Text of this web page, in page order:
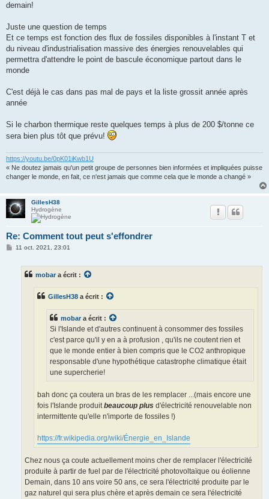
demain!
Juste une question de temps
Et ce temps est fonction des flux de fossiles disponibles à l'instant T et
du niveau d'industrialisation massive des énergies renouvelables qui
permettra d'attendre le point de bascule économique partout dans le
monde
C'est déjà le cas dans pas mal de pays et la liste grossit année après
année
Si le charbon thermique reste quelques temps à plus de 200 $/tonne ce
sera bien plus tôt que prévu!
https://youtu.be/0pK01iKwb1U
« Ne doutez jamais qu'un petit groupe de personnes bien informées et impliquées puisse
changer le monde, en fait, ce n'est jamais que comme cela que le monde a changé »
GillesH38
Hydrogène
Re: Comment tout peut s'effondrer
M
11 oct. 2021, 23:01
mobar a écrit :
GillesH38 a écrit :
mobar a écrit :
Si l'Islande et d'autres continuent à consommer des fossiles
c'est parce qu'il y en a à profusion , qu'ils ne coutent rien et
que le monde entier à bien compris que le CO2 anthropique
responsable d'une hypothétique catastrophe climatique était
une supercherie!
bah donc ça coutera un bras de les remplacer ...(mais encore une
fois l'Islande produit beaucoup plus d'électricité renouvelable non
intermittente qu'elle n'importe de fossiles !)
https://fr.wikipedia.org/wiki/Énergie_en_Islande
Chez nous ça coute actuellement moins cher de remplacer l'électricité
produite à partir de fuel par de l'électricité photovoltaïque ou éolienne
Demain, dans 10 ans voire 50 ans, ce sera l'électricité produite par le
gaz naturel qui sera plus chère et après demain ce sera l'électricité